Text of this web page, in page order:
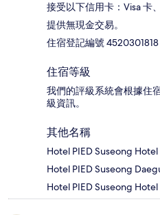
接受以下信用卡：Visa 卡
提供無現金交易。
住宿登記編號 4520301818
住宿等級
我們的評級系統會根據住
級資訊。
其他名稱
Hotel PIED Suseong Hotel
Hotel PIED Suseong
Hotel PIED Suseong